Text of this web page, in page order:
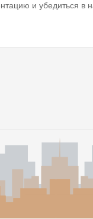
и убедиться в